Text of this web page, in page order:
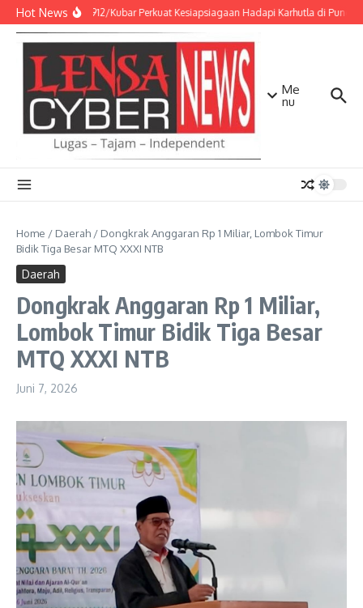
Lewati ke konten
Hot NewsKodim 0912/Kubar Perkuat Kesiapsiagaan Hadapi Karhutla di Puncak
Me
nu
Home / Daerah / Dongkrak Anggaran Rp 1 Miliar, Lombok Timur
Bidik Tiga Besar MTQ XXXI NTB
Daerah
Dongkrak Anggaran Rp 1 Miliar,
Lombok Timur Bidik Tiga Besar
MTQ XXXI NTB
Juni 7, 2026